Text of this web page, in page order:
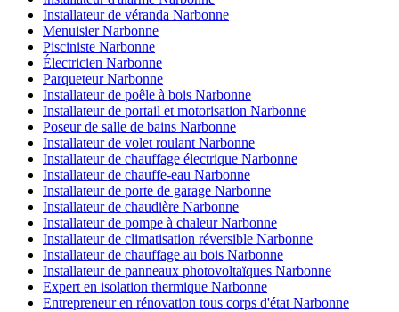
Installateur de véranda Narbonne
Menuisier Narbonne
Pisciniste Narbonne
Électricien Narbonne
Parqueteur Narbonne
Installateur de poêle à bois Narbonne
Installateur de portail et motorisation Narbonne
Poseur de salle de bains Narbonne
Installateur de volet roulant Narbonne
Installateur de chauffage électrique Narbonne
Installateur de chauffe-eau Narbonne
Installateur de porte de garage Narbonne
Installateur de chaudière Narbonne
Installateur de pompe à chaleur Narbonne
Installateur de climatisation réversible Narbonne
Installateur de chauffage au bois Narbonne
Installateur de panneaux photovoltaïques Narbonne
Expert en isolation thermique Narbonne
Entrepreneur en rénovation tous corps d'état Narbonne